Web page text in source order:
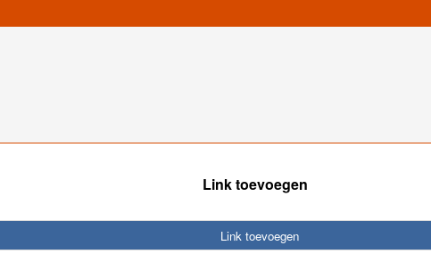
Link toevoegen
Link toevoegen